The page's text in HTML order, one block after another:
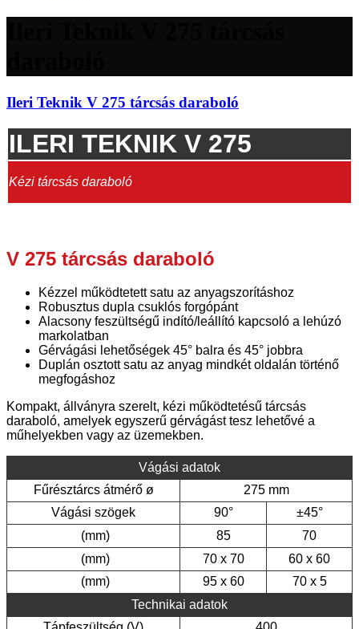
Ileri Teknik V 275 tárcsás daraboló
ILERI TEKNIK V 275
Kézi tárcsás daraboló
V 275 tárcsás daraboló
Kézzel működtetett satu az anyagszorításhoz
Robusztus dupla csuklós forgópánt
Alacsony feszültségű indító/leállító kapcsoló a lehúzó
markolatban
Gérvágási lehetőségek 45° balra és 45° jobbra
Duplán osztott satu az anyag mindkét oldalán történő
megfogáshoz
Kompakt, állványra szerelt, kézi működtetésű tárcsás
daraboló, amelyek egyszerű gérvágást tesz lehetővé a
műhelyekben vagy az üzemekben.
Vágási adatok
Fűrésztárcs átmérő ø
275 mm
Vágási szögek
90°
±45°
(mm)
85
70
(mm)
70 x 70
60 x 60
(mm)
95 x 60
70 x 5
Technikai adatok